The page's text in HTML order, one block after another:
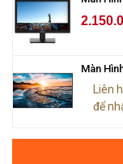
Màn
Liên
để